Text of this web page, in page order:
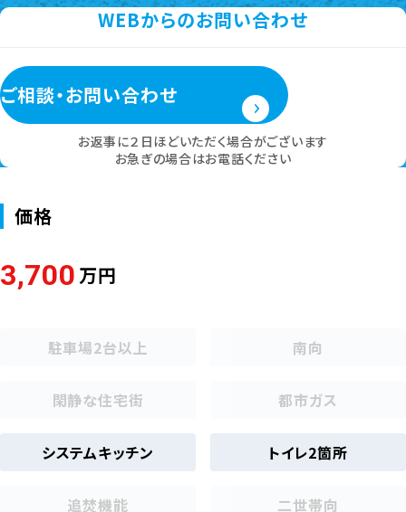
WEBからのお問い合わせ
ご相談・お問い合わせ
お返事に２日ほどいただく場合がございます
お急ぎの場合はお電話ください
価格
3,700 万円
駐車場2台以上 南向
閑静な住宅街 都市ガス
システムキッチン トイレ2箇所
追焚機能 二世帯向